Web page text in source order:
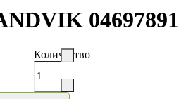
04697891
Количество